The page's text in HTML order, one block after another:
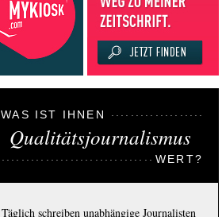
WAS IST IHNEN
Qualitätsjournalismus
WERT?
Täglich schreiben unabhängige Journalisten